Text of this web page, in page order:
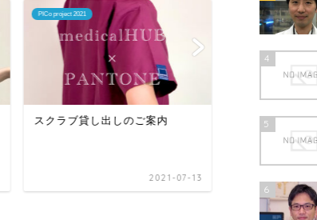
PICo project 2021
スクラブ貸し出しのご案内
2021-07-13
PICo project 2021
臨床研究はじ
4
5
6